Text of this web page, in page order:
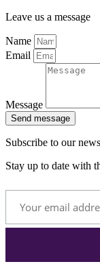
Leave us a message
Name
Email
Message
Send message
Subscribe to our
Stay up to date with